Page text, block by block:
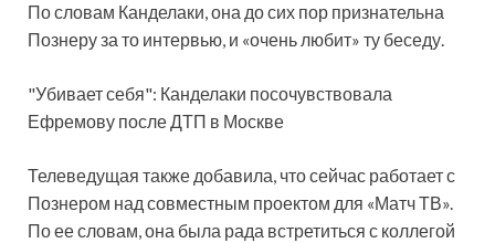
По словам Канделаки, она до сих пор признательна
Познеру за то интервью, и «очень любит» ту беседу.
"Убивает себя": Канделаки посочувствовала
Ефремову после ДТП в Москве
Телеведущая также добавила, что сейчас работает с
Познером над совместным проектом для «Матч ТВ».
По ее словам, она была рада встретиться с коллегой